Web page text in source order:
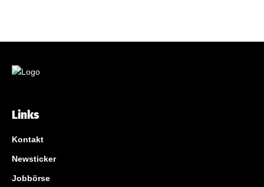
Links
Kontakt
Newsticker
Jobbörse